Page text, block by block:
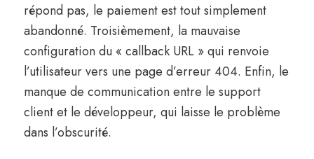
répond pas, le paiement est tout simplement
abandonné. Troisièmement, la mauvaise
configuration du « callback URL » qui renvoie
l’utilisateur vers une page d’erreur 404. Enfin, le
manque de communication entre le support
client et le développeur, qui laisse le problème
dans l’obscurité.